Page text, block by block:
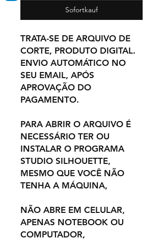
Sofortkauf
TRATA-SE DE ARQUIVO DE
CORTE, PRODUTO DIGITAL.
ENVIO AUTOMÁTICO NO
SEU EMAIL, APÓS
APROVAÇÃO DO
PAGAMENTO.
PARA ABRIR O ARQUIVO É
NECESSÁRIO TER OU
INSTALAR O PROGRAMA
STUDIO SILHOUETTE,
MESMO QUE VOCÊ NÃO
TENHA A MÁQUINA,
NÃO ABRE EM CELULAR,
APENAS NOTEBOOK OU
COMPUTADOR,